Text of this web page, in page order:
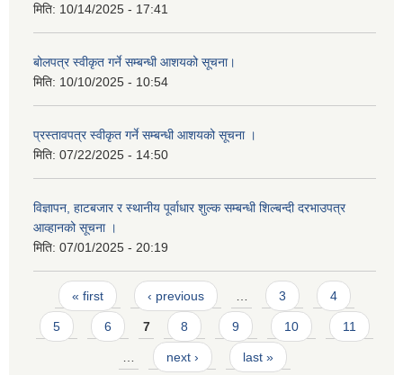
मिति: 10/14/2025 - 17:41
बोलपत्र स्वीकृत गर्ने सम्बन्धी आशयको सूचना।
मिति: 10/10/2025 - 10:54
प्रस्तावपत्र स्वीकृत गर्ने सम्बन्धी आशयको सूचना ।
मिति: 07/22/2025 - 14:50
विज्ञापन, हाटबजार र स्थानीय पूर्वाधार शुल्क सम्बन्धी शिल्बन्दी दरभाउपत्र
आव्हानको सूचना ।
मिति: 07/01/2025 - 20:19
Pages
« first ‹ previous … 3 4
5 6 7 8 9 10 11
… next › last »